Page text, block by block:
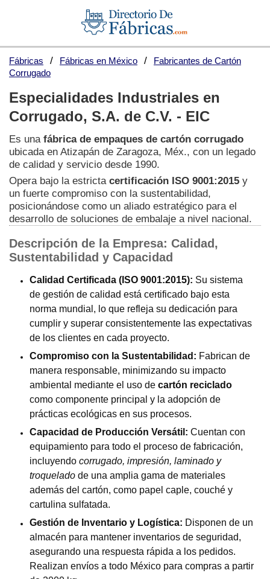
Fábricas Fábricas en México
Fabricantes de Cartón
Corrugado
Especialidades Industriales en
Corrugado, S.A. de C.V. - EIC
Es una fábrica de empaques de cartón corrugado
ubicada en Atizapán de Zaragoza, Méx., con un legado
de calidad y servicio desde 1990.
Opera bajo la estricta certificación ISO 9001:2015 y
un fuerte compromiso con la sustentabilidad,
posicionándose como un aliado estratégico para el
desarrollo de soluciones de embalaje a nivel nacional.
Descripción de la Empresa: Calidad,
Sustentabilidad y Capacidad
Calidad Certificada (ISO 9001:2015): Su sistema
de gestión de calidad está certificado bajo esta
norma mundial, lo que refleja su dedicación para
cumplir y superar consistentemente las expectativas
de los clientes en cada proyecto.
Compromiso con la Sustentabilidad: Fabrican de
manera responsable, minimizando su impacto
ambiental mediante el uso de cartón reciclado
como componente principal y la adopción de
prácticas ecológicas en sus procesos.
Capacidad de Producción Versátil: Cuentan con
equipamiento para todo el proceso de fabricación,
incluyendo corrugado, impresión, laminado y
troquelado de una amplia gama de materiales
además del cartón, como papel caple, couché y
cartulina sulfatada.
Gestión de Inventario y Logística: Disponen de un
almacén para mantener inventarios de seguridad,
asegurando una respuesta rápida a los pedidos.
Realizan envíos a todo México para compras a partir